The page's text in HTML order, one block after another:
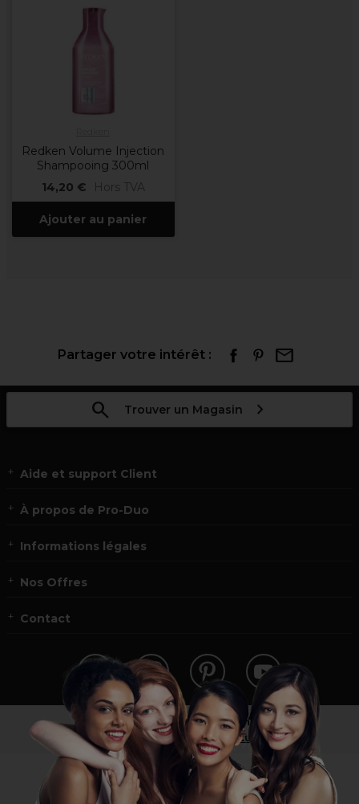
Redken Volume Injection
Shampooing 300ml
14,20 €
Hors TVA
Ajouter au panier
Partager votre intérêt :
Trouver un Magasin
Aide et support Client
À propos de Pro-Duo
Informations légales
Nos Offres
Contact
Vous n’êtes pas un professionnel ?
Visitez notre site pour les particuliers!